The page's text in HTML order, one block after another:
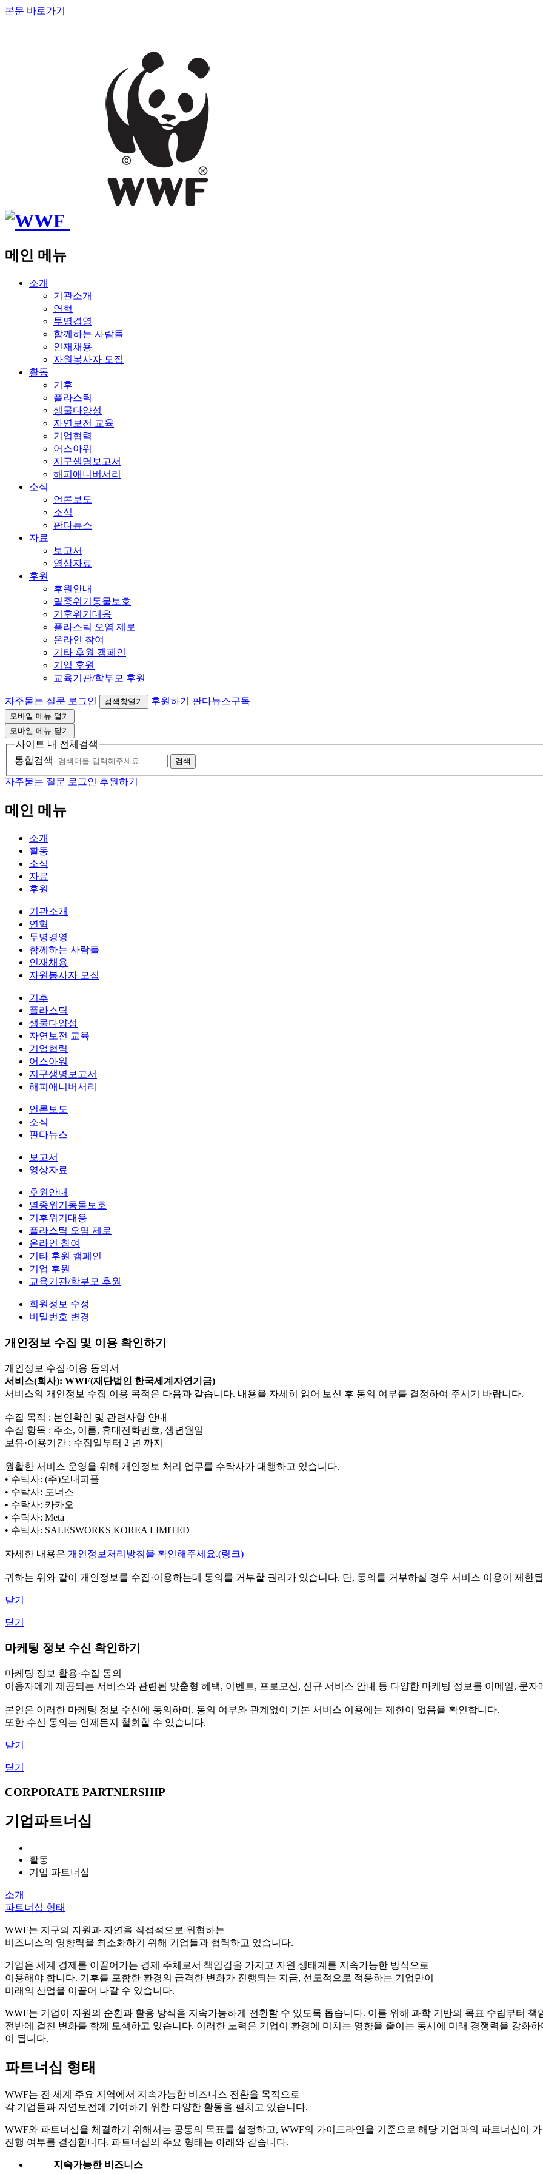
본문 바로가기
메인 메뉴
소개
기관소개
연혁
투명경영
함께하는 사람들
인재채용
자원봉사자 모집
활동
기후
플라스틱
생물다양성
자연보전 교육
기업협력
어스아워
지구생명보고서
해피애니버서리
소식
언론보도
소식
판다뉴스
자료
보고서
영상자료
후원
후원안내
멸종위기동물보호
기후위기대응
플라스틱 오염 제로
온라인 참여
기타 후원 캠페인
기업 후원
교육기관/학부모 후원
자주묻는 질문 로그인 검색창열기 후원하기 판다뉴스구독
모바일 메뉴 열기
모바일 메뉴 닫기
사이트 내 전체검색
통합검색
검색
자주묻는 질문 로그인 후원하기
메인 메뉴
소개
활동
소식
자료
후원
기관소개
연혁
투명경영
함께하는 사람들
인재채용
자원봉사자 모집
기후
플라스틱
생물다양성
자연보전 교육
기업협력
어스아워
지구생명보고서
해피애니버서리
언론보도
소식
판다뉴스
보고서
영상자료
후원안내
멸종위기동물보호
기후위기대응
플라스틱 오염 제로
온라인 참여
기타 후원 캠페인
기업 후원
교육기관/학부모 후원
회원정보 수정
비밀번호 변경
개인정보 수집 및 이용 확인하기
개인정보 수집·이용 동의서
서비스(회사): WWF(재단법인 한국세계자연기금)
서비스의 개인정보 수집 이용 목적은 다음과 같습니다. 내용을 자세히 읽어 보신 후 동의 여부를 결정하여 주시기 바랍니다.
수집 목적 : 본인확인 및 관련사항 안내
수집 항목 : 주소, 이름, 휴대전화번호, 생년월일
보유·이용기간 : 수집일부터 2 년 까지
원활한 서비스 운영을 위해 개인정보 처리 업무를 수탁사가 대행하고 있습니다.
• 수탁사: (주)오내피플
• 수탁사: 도너스
• 수탁사: 카카오
• 수탁사: Meta
• 수탁사: SALESWORKS KOREA LIMITED
자세한 내용은 개인정보처리방침을 확인해주세요.(링크)
귀하는 위와 같이 개인정보를 수집·이용하는데 동의를 거부할 권리가 있습니다. 단, 동의를 거부하실 경우 서비스 이용이 제한
닫기
닫기
마케팅 정보 수신 확인하기
마케팅 정보 활용·수집 동의
이용자에게 제공되는 서비스와 관련된 맞춤형 혜택, 이벤트, 프로모션, 신규 서비스 안내 등 다양한 마케팅 정보를 이메일, 문
본인은 이러한 마케팅 정보 수신에 동의하며, 동의 여부와 관계없이 기본 서비스 이용에는 제한이 없음을 확인합니다.
또한 수신 동의는 언제든지 철회할 수 있습니다.
닫기
닫기
CORPORATE PARTNERSHIP
기업파트너십
활동
기업 파트너십
소개
파트너십 형태
WWF는 지구의 자원과 자연을 직접적으로 위협하는
비즈니스의 영향력을 최소화하기 위해 기업들과 협력하고 있습니다.
기업은 세계 경제를 이끌어가는 경제 주체로서 책임감을 가지고 자원 생태계를 지속가능한 방식으로
이용해야 합니다. 기후를 포함한 환경의 급격한 변화가 진행되는 지금, 선도적으로 적응하는 기업만이
미래의 산업을 이끌어 나갈 수 있습니다.
WWF는 기업이 자원의 순환과 활용 방식을 지속가능하게 전환할 수 있도록 돕습니다. 이를 위해 과학 기반의 목표 수립부터
전반에 걸친 변화를 함께 모색하고 있습니다. 이러한 노력은 기업이 환경에 미치는 영향을 줄이는 동시에 미래 경쟁력을 강화
이 됩니다.
파트너십 형태
WWF는 전 세계 주요 지역에서 지속가능한 비즈니스 전환을 목적으로
각 기업들과 자연보전에 기여하기 위한 다양한 활동을 펼치고 있습니다.
WWF와 파트너십을 체결하기 위해서는 공동의 목표를 설정하고, WWF의 가이드라인을 기준으로 해당 기업과의 파트너십이
진행 여부를 결정합니다. 파트너십의 주요 형태는 아래와 같습니다.
지속가능한 비즈니스